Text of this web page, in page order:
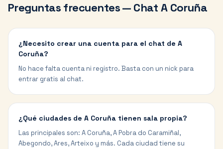
Preguntas frecuentes — Chat A Coruña
¿Necesito crear una cuenta para el chat de A
Coruña?
No hace falta cuenta ni registro. Basta con un nick para
entrar gratis al chat.
¿Qué ciudades de A Coruña tienen sala propia?
Las principales son: A Coruña, A Pobra do Caramiñal,
Abegondo, Ares, Arteixo y más. Cada ciudad tiene su